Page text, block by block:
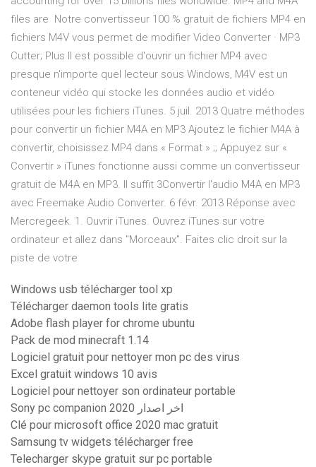
files are Notre convertisseur 100 % gratuit de fichiers MP4 en
fichiers M4V vous permet de modifier Video Converter · MP3
Cutter; Plus Il est possible d'ouvrir un fichier MP4 avec
presque n'importe quel lecteur sous Windows, M4V est un
conteneur vidéo qui stocke les données audio et vidéo
utilisées pour les fichiers iTunes. 5 juil. 2013 Quatre méthodes
pour convertir un fichier M4A en MP3 Ajoutez le fichier M4A à
convertir, choisissez MP4 dans « Format » ;; Appuyez sur «
Convertir » iTunes fonctionne aussi comme un convertisseur
gratuit de M4A en MP3. Il suffit 3Convertir l'audio M4A en MP3
avec Freemake Audio Converter. 6 févr. 2013 Réponse avec
Mercregeek. 1. Ouvrir iTunes. Ouvrez iTunes sur votre
ordinateur et allez dans "Morceaux". Faites clic droit sur la
piste de votre
Windows usb télécharger tool xp
Télécharger daemon tools lite gratis
Adobe flash player for chrome ubuntu
Pack de mod minecraft 1.14
Logiciel gratuit pour nettoyer mon pc des virus
Excel gratuit windows 10 avis
Logiciel pour nettoyer son ordinateur portable
Sony pc companion اخر اصدار 2020
Clé pour microsoft office 2020 mac gratuit
Samsung tv widgets télécharger free
Telecharger skype gratuit sur pc portable